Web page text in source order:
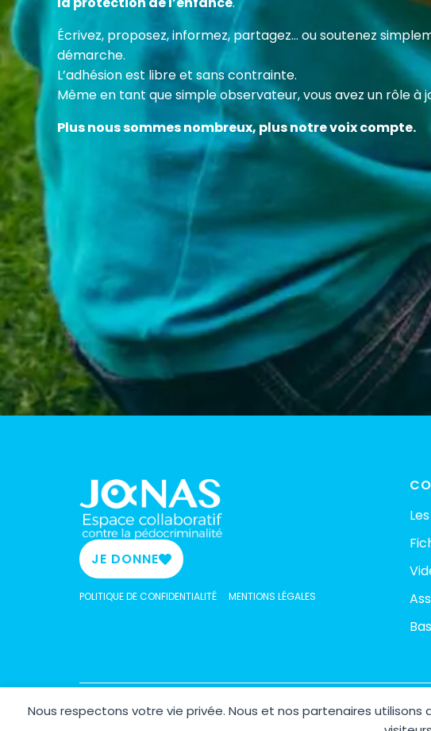
Nous respectons votre vie privée. Nous et nos partenaires
Écrivez, proposez, informez, partagez… ou soutenez
démarche.
L’adhésion est libre et sans contrainte.
Même en tant que simple observateur, vous avez un rôle à
Plus nous sommes nombreux, plus notre voix compte.
JE DONNE
POLITIQUE DE CONFIDENTIALITÉ MENTIONS LÉGALES
Copyright © 2026
Cette
des
en faveur de la
COMPTE